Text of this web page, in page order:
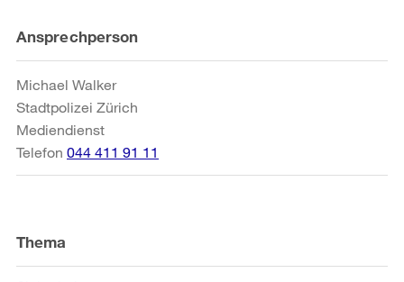
Weitere
Informationen
Ansprechperson
Michael Walker
Stadtpolizei Zürich
Mediendienst
Telefon 044 411 91 11
Thema